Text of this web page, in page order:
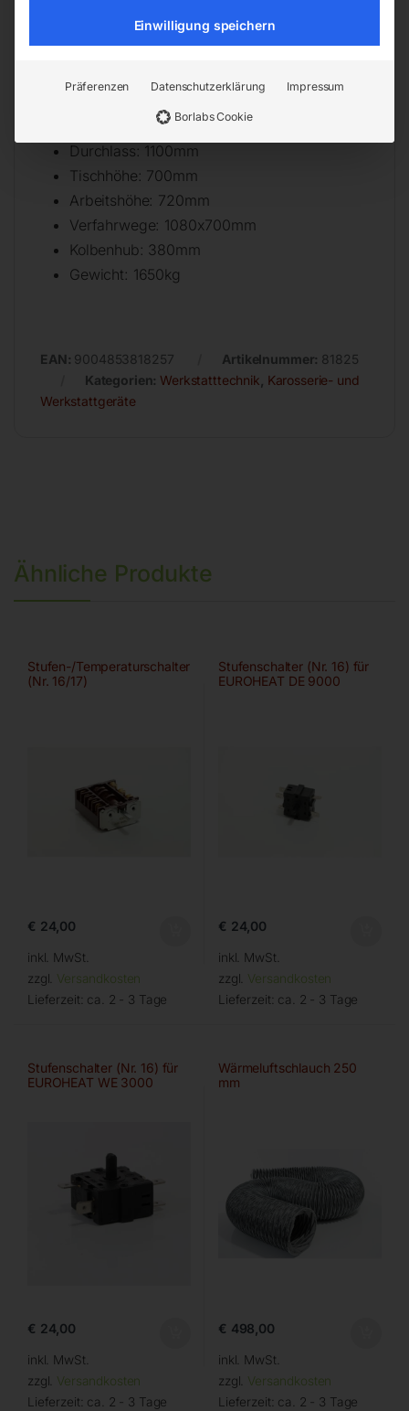
Motorleistung: 2200W
Maschinenhöhe: 2034mm
Maschinenbreite: 1670mm
Durchlass: 1100mm
Tischhöhe: 700mm
Arbeitshöhe: 720mm
Verfahrwege: 1080x700mm
Kolbenhub: 380mm
Gewicht: 1650kg
EAN: 9004853818257 Artikelnummer: 81825
Kategorien: Werkstatttechnik Karosserie- und
Werkstattgeräte
Ähnliche Produkte
Stufen-/Temperaturschalter
(Nr. 16/17)
€ 24,00
inkl. MwSt.
zzgl. Versandkosten
Lieferzeit: ca. 2 - 3 Tage
Stufenschalter (Nr. 16) für
EUROHEAT DE 9000
€ 24,00
inkl. MwSt.
zzgl. Versandkosten
Lieferzeit: ca. 2 - 3 Tage
Stufenschalter (Nr. 16) für
EUROHEAT WE 3000
€ 24,00
inkl. MwSt.
zzgl. Versandkosten
Lieferzeit: ca. 2 - 3 Tage
Wärmeluftschlauch 250
mm
€ 498,00
inkl. MwSt.
zzgl. Versandkosten
Lieferzeit: ca. 2 - 3 Tage
Einwilligung speichern
Präferenzen Datenschutzerklärung Impressum
Borlabs Cookie